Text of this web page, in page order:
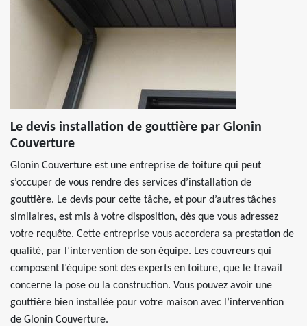
Le devis installation de gouttière par Glonin
Couverture
Glonin Couverture est une entreprise de toiture qui peut
s’occuper de vous rendre des services d’installation de
gouttière. Le devis pour cette tâche, et pour d’autres tâches
similaires, est mis à votre disposition, dès que vous adressez
votre requête. Cette entreprise vous accordera sa prestation de
qualité, par l’intervention de son équipe. Les couvreurs qui
composent l’équipe sont des experts en toiture, que le travail
concerne la pose ou la construction. Vous pouvez avoir une
gouttière bien installée pour votre maison avec l’intervention
de Glonin Couverture.